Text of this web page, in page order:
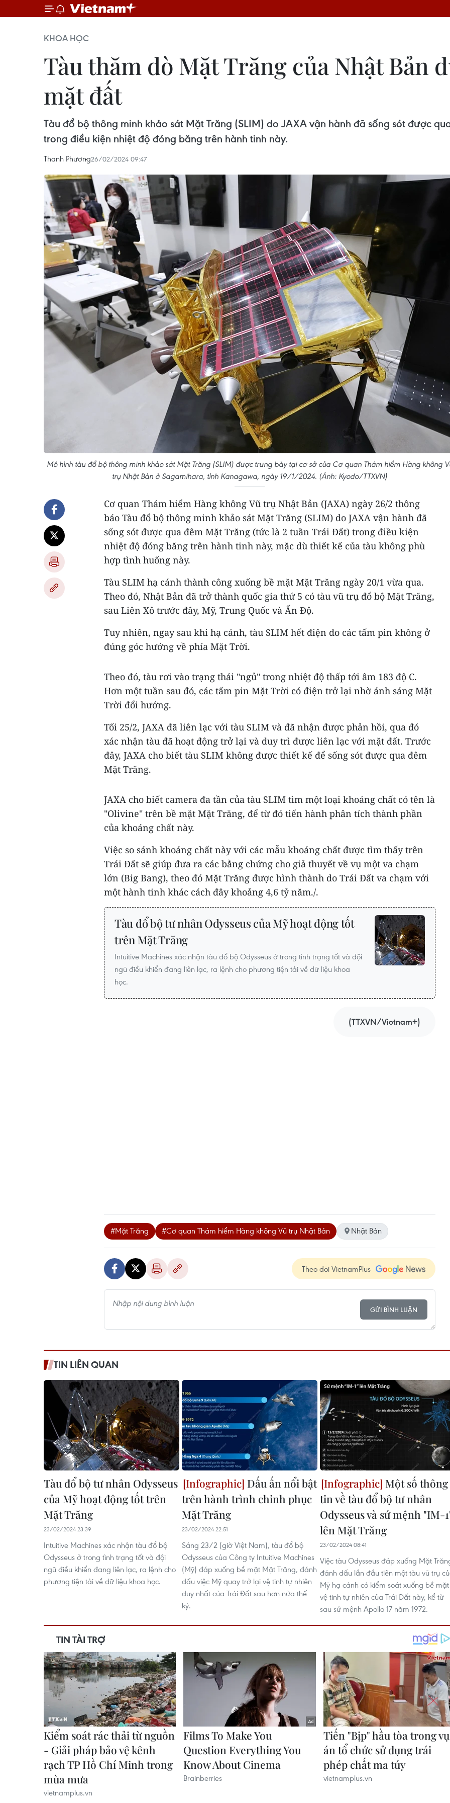
KHOA HỌC
Tàu thăm dò Mặt Trăng của Nhật Bản
mặt đất
Tàu đổ bộ thông minh khảo sát Mặt Trăng (SLIM) do JAXA vận hành đã sống sót được
trong điều kiện nhiệt độ đóng băng trên hành tinh này.
Thanh Phương26/02/2024 09:47
Mô hình tàu đổ bộ thông minh khảo sát Mặt Trăng (SLIM) được trưng bày tại cơ sở của Cơ quan Thám hiểm Hàng không
trụ Nhật Bản ở Sagamihara, tỉnh Kanagawa, ngày 19/1/2024. (Ảnh: Kyodo/TTXVN)
Cơ quan Thám hiểm Hàng không Vũ trụ Nhật Bản (JAXA) ngày 26/2 thông
báo Tàu đổ bộ thông minh khảo sát Mặt Trăng (SLIM) do JAXA vận hành đã
sống sót được qua đêm Mặt Trăng (tức là 2 tuần Trái Đất) trong điều kiện
nhiệt độ đóng băng trên hành tinh này, mặc dù thiết kế của tàu không phù
hợp tình huống này.
Tàu SLIM hạ cánh thành công xuống bề mặt Mặt Trăng ngày 20/1 vừa qua.
Theo đó, Nhật Bản đã trở thành quốc gia thứ 5 có tàu vũ trụ đổ bộ Mặt Trăng,
sau Liên Xô trước đây, Mỹ, Trung Quốc và Ấn Độ.
Tuy nhiên, ngay sau khi hạ cánh, tàu SLIM hết điện do các tấm pin không ở
đúng góc hướng về phía Mặt Trời.
Theo đó, tàu rơi vào trạng thái "ngủ" trong nhiệt độ thấp tới âm 183 độ C.
Hơn một tuần sau đó, các tấm pin Mặt Trời có điện trở lại nhờ ánh sáng Mặt
Trời đổi hướng.
Tối 25/2, JAXA đã liên lạc với tàu SLIM và đã nhận được phản hồi, qua đó
xác nhận tàu đã hoạt động trở lại và duy trì được liên lạc với mặt đất. Trước
đây, JAXA cho biết tàu SLIM không được thiết kế để sống sót được qua đêm
Mặt Trăng.
JAXA cho biết camera đa tần của tàu SLIM tìm một loại khoáng chất có tên là
"Olivine" trên bề mặt Mặt Trăng, để từ đó tiến hành phân tích thành phần
của khoáng chất này.
Việc so sánh khoáng chất này với các mẫu khoáng chất được tìm thấy trên
Trái Đất sẽ giúp đưa ra các bằng chứng cho giả thuyết về vụ một va chạm
lớn (Big Bang), theo đó Mặt Trăng được hình thành do Trái Đất va chạm với
một hành tinh khác cách đây khoảng 4,6 tỷ năm./.
Tàu đổ bộ tư nhân Odysseus của Mỹ hoạt động tốt
trên Mặt Trăng
Intuitive Machines xác nhận tàu đổ bộ Odysseus ở trong tình trạng tốt và đội
ngũ điều khiển đang liên lạc, ra lệnh cho phương tiện tải về dữ liệu khoa
học.
(TTXVN/Vietnam+)
#Mặt Trăng #Cơ quan Thám hiểm Hàng không Vũ trụ Nhật Bản Nhật Bản
Theo dõi VietnamPlus
GỬI BÌNH LUẬN
TIN LIÊN QUAN
Tàu đổ bộ tư nhân Odysseus
của Mỹ hoạt động tốt trên
Mặt Trăng
23/02/2024 23:39
Intuitive Machines xác nhận tàu đổ bộ
Odysseus ở trong tình trạng tốt và đội
ngũ điều khiển đang liên lạc, ra lệnh cho
phương tiện tải về dữ liệu khoa học.
Dấu ấn nổi bật
trên hành trình chinh phục
Mặt Trăng
23/02/2024 22:51
Sáng 23/2 (giờ Việt Nam), tàu đổ bộ
Odysseus của Công ty Intuitive Machines
(Mỹ) đáp xuống bề mặt Mặt Trăng, đánh
dấu việc Mỹ quay trở lại vệ tinh tự nhiên
duy nhất của Trái Đất sau hơn nửa thế
kỷ.
Một số thông
tin về tàu đổ bộ tư nhân
Odysseus và sứ mệnh "IM-
lên Mặt Trăng
23/02/2024 08:41
Việc tàu Odysseus đáp xuống Mặt
đánh dấu lần đầu tiên một tàu vũ trụ
Mỹ hạ cánh có kiểm soát xuống bề mặt
vệ tinh tự nhiên của Trái Đất này, kể từ
sau sứ mệnh Apollo 17 năm 1972.